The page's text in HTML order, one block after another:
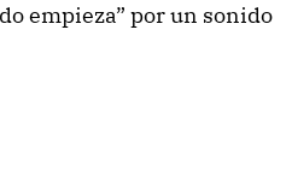
empieza” por un sonido